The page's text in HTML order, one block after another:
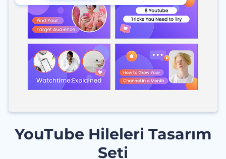
YouTube Hileleri Tasarım
Seti